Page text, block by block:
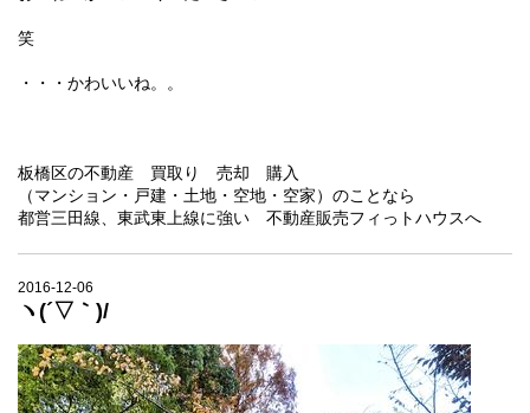
笑
・・・かわいいね。。
板橋区の不動産 買取り 売却 購入
（マンション・戸建・土地・空地・空家）のことなら
都営三田線、東武東上線に強い 不動産販売フィっトハウスへ
2016-12-06
ヽ(´▽｀)/